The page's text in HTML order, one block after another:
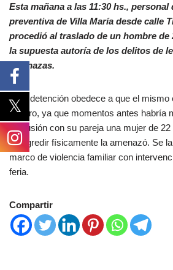
Esta mañana a las 11:30 hs., personal
preventiva de Villa María desde calle
procedió al traslado de un hombre de
la supuesta autoría de los delitos de
amenazas.
Esta detención obedece a que el mismo
género, ya que momentos antes habría
discusión con su pareja una mujer de
de agredir físicamente la amenazó. Se
marco de violencia familiar con
feria.
Compartir